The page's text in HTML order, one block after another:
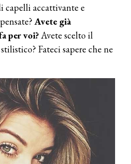
capelli accattivante e
Avete già
per voi? Avete scelto il
Fateci sapere che ne